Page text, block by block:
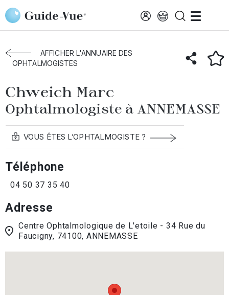
Aller au contenu principal
Accueil Annuaire des ophtalmologistes
Annemasse
Chweich Marc
AFFICHER L'ANNUAIRE DES
OPHTALMOGISTES
Chweich Marc
Ophtalmologiste à ANNEMASSE
VOUS ÊTES L’OPHTALMOGISTE ?
Téléphone
04 50 37 35 40
Adresse
Centre Ophtalmologique de L'etoile - 34 Rue du
Faucigny, 74100, ANNEMASSE